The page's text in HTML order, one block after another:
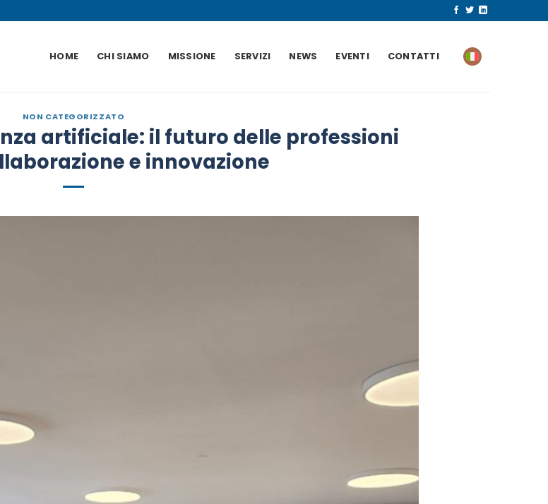
HOME CHI SIAMO MISSIONE SERVIZI NEWS EVENTI CONTATTI
NON CATEGORIZZATO
artificiale: il futuro delle professioni
e innovazione